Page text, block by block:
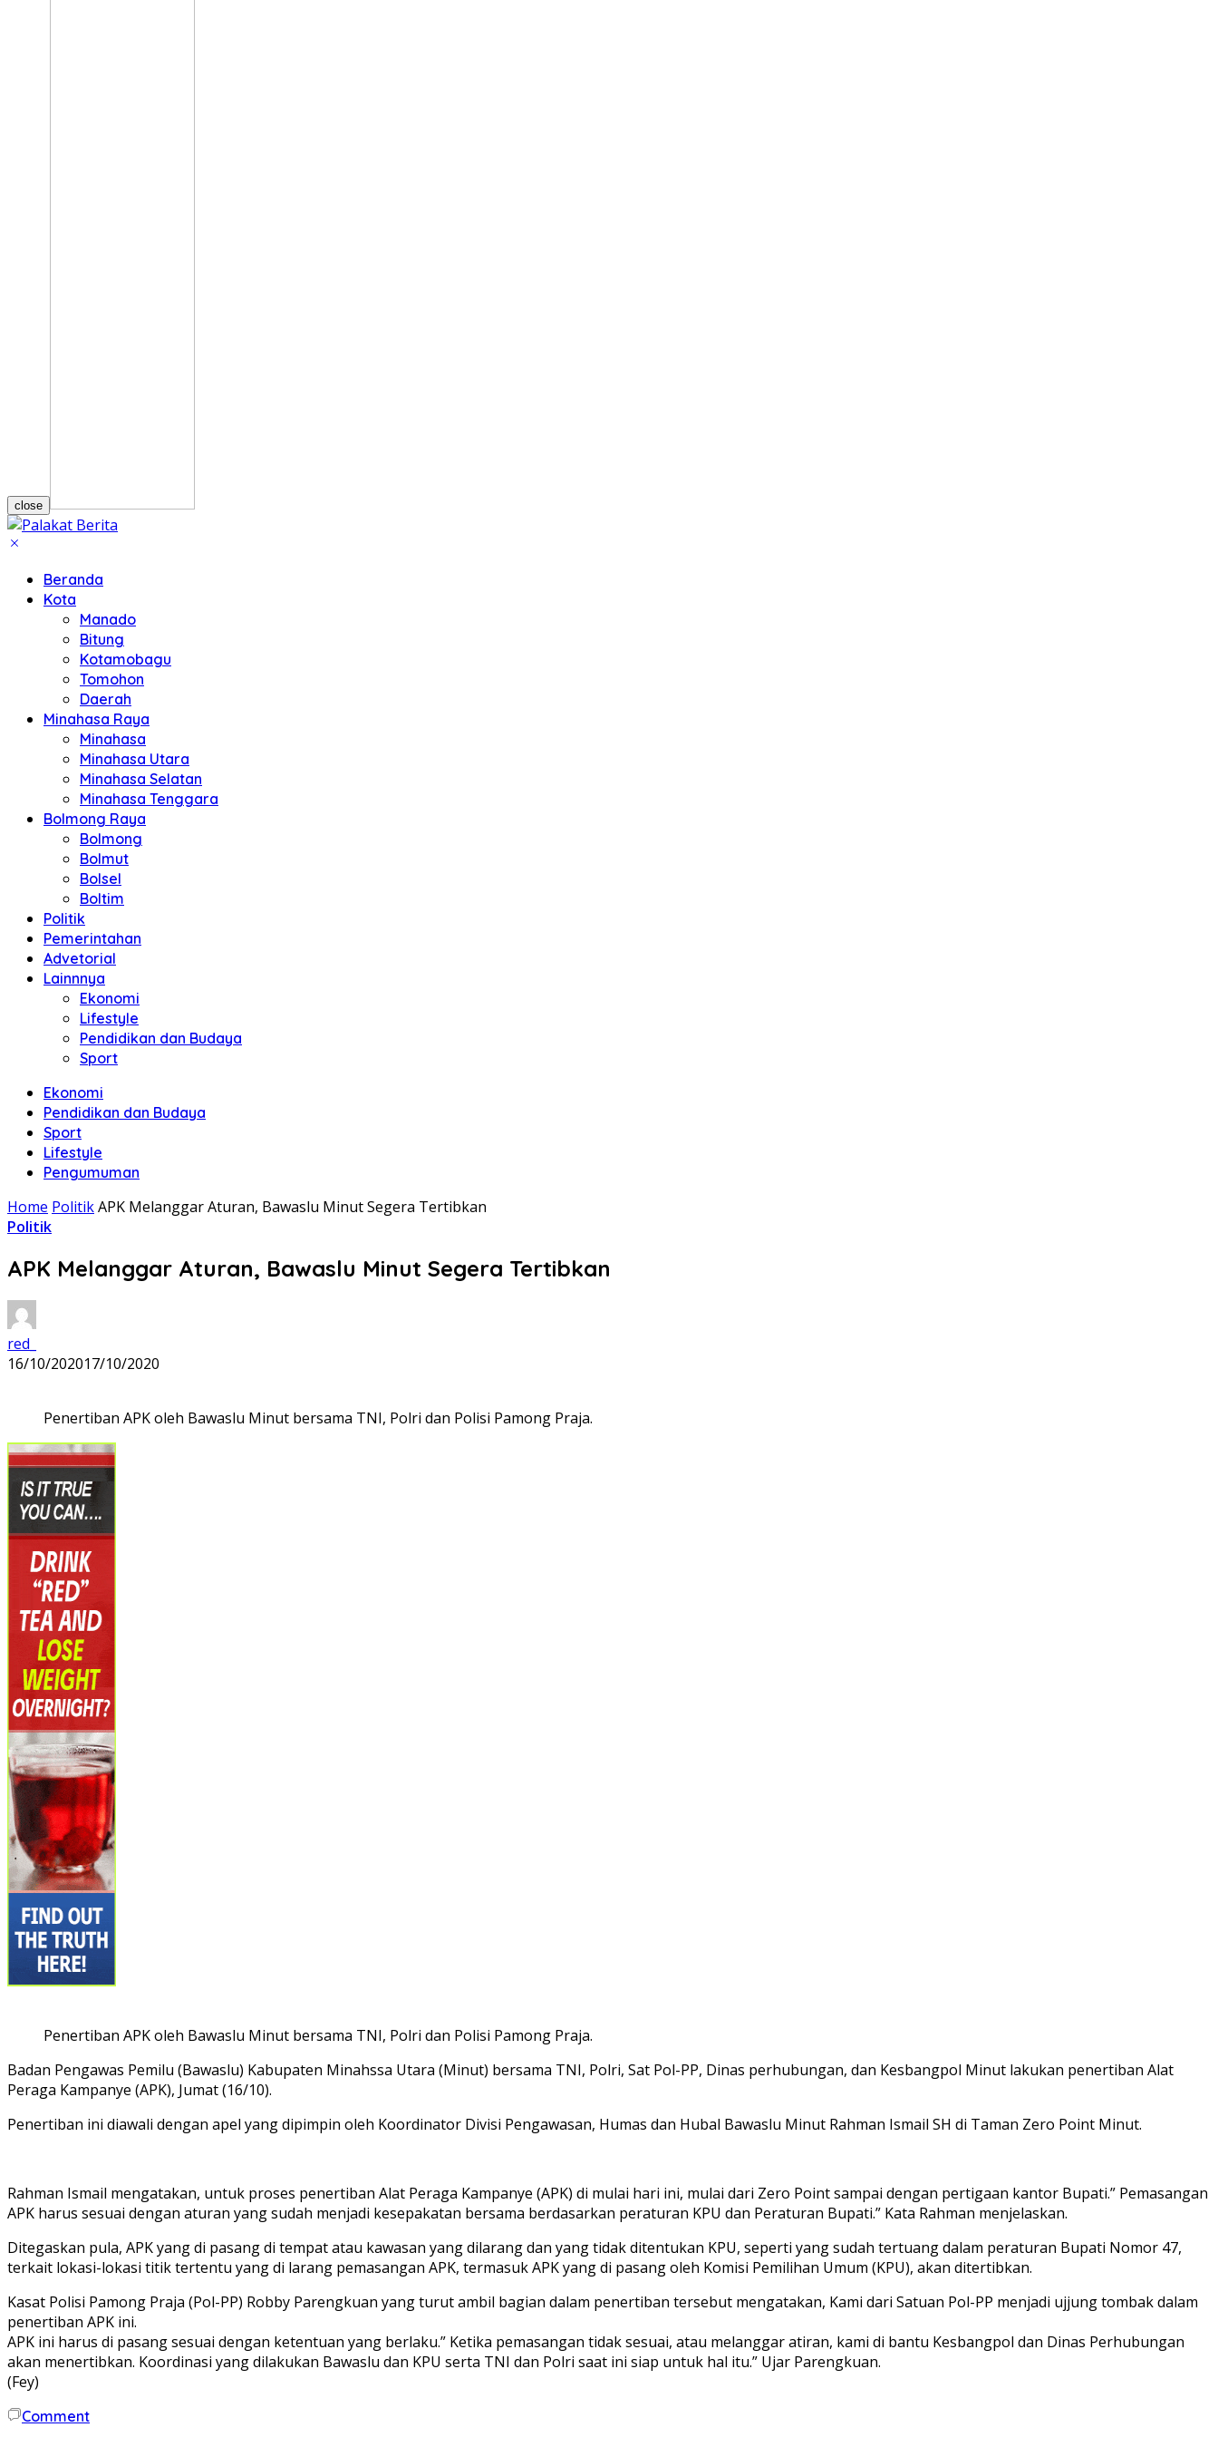
close
Beranda
Kota
Manado
Bitung
Kotamobagu
Tomohon
Daerah
Minahasa Raya
Minahasa
Minahasa Utara
Minahasa Selatan
Minahasa Tenggara
Bolmong Raya
Bolmong
Bolmut
Bolsel
Boltim
Politik
Pemerintahan
Advetorial
Lainnnya
Ekonomi
Lifestyle
Pendidikan dan Budaya
Sport
Ekonomi
Pendidikan dan Budaya
Sport
Lifestyle
Pengumuman
Home PolitikAPK Melanggar Aturan, Bawaslu Minut Segera Tertibkan
Politik
APK Melanggar Aturan, Bawaslu Minut Segera Tertibkan
red_
16/10/202017/10/2020
Penertiban APK oleh Bawaslu Minut bersama TNI, Polri dan Polisi Pamong Praja.
Penertiban APK oleh Bawaslu Minut bersama TNI, Polri dan Polisi Pamong Praja.
Badan Pengawas Pemilu (Bawaslu) Kabupaten Minahssa Utara (Minut) bersama TNI, Polri, Sat Pol-PP, Dinas perhubungan, dan Kesbangpol Minut lakukan penertiban Alat
Peraga Kampanye (APK), Jumat (16/10).
Penertiban ini diawali dengan apel yang dipimpin oleh Koordinator Divisi Pengawasan, Humas dan Hubal Bawaslu Minut Rahman Ismail SH di Taman Zero Point Minut.
Rahman Ismail mengatakan, untuk proses penertiban Alat Peraga Kampanye (APK) di mulai hari ini, mulai dari Zero Point sampai dengan pertigaan kantor Bupati.” Pemasangan
APK harus sesuai dengan aturan yang sudah menjadi kesepakatan bersama berdasarkan peraturan KPU dan Peraturan Bupati.” Kata Rahman menjelaskan.
Ditegaskan pula, APK yang di pasang di tempat atau kawasan yang dilarang dan yang tidak ditentukan KPU, seperti yang sudah tertuang dalam peraturan Bupati Nomor 47,
terkait lokasi-lokasi titik tertentu yang di larang pemasangan APK, termasuk APK yang di pasang oleh Komisi Pemilihan Umum (KPU), akan ditertibkan.
Kasat Polisi Pamong Praja (Pol-PP) Robby Parengkuan yang turut ambil bagian dalam penertiban tersebut mengatakan, Kami dari Satuan Pol-PP menjadi ujjung tombak dalam
penertiban APK ini.
APK ini harus di pasang sesuai dengan ketentuan yang berlaku.” Ketika pemasangan tidak sesuai, atau melanggar atiran, kami di bantu Kesbangpol dan Dinas Perhubungan
akan menertibkan. Koordinasi yang dilakukan Bawaslu dan KPU serta TNI dan Polri saat ini siap untuk hal itu.” Ujar Parengkuan.
(Fey)
Comment